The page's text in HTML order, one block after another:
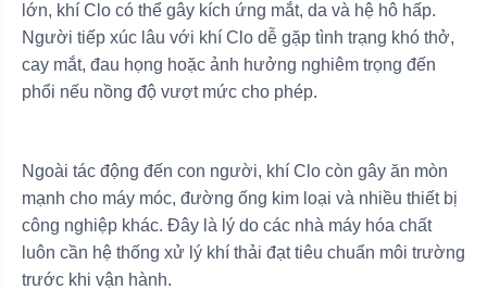
lớn, khí Clo có thể gây kích ứng mắt, da và hệ hô hấp.
Người tiếp xúc lâu với khí Clo dễ gặp tình trạng khó thở,
cay mắt, đau họng hoặc ảnh hưởng nghiêm trọng đến
phổi nếu nồng độ vượt mức cho phép.
Ngoài tác động đến con người, khí Clo còn gây ăn mòn
mạnh cho máy móc, đường ống kim loại và nhiều thiết bị
công nghiệp khác. Đây là lý do các nhà máy hóa chất
luôn cần hệ thống xử lý khí thải đạt tiêu chuẩn môi trường
trước khi vận hành.